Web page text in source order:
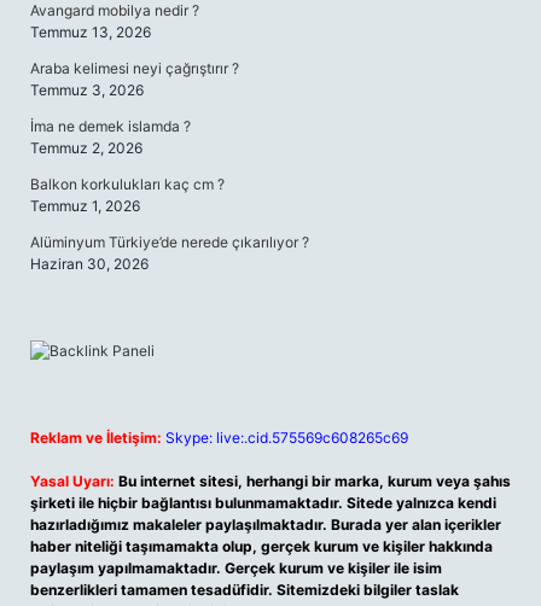
Avangard mobilya nedir ?
Temmuz 13, 2026
Araba kelimesi neyi çağrıştırır ?
Temmuz 3, 2026
İma ne demek islamda ?
Temmuz 2, 2026
Balkon korkulukları kaç cm ?
Temmuz 1, 2026
Alüminyum Türkiye’de nerede çıkarılıyor ?
Haziran 30, 2026
Reklam ve İletişim: Skype: live:.cid.575569c608265c69
Yasal Uyarı: Bu internet sitesi, herhangi bir marka, kurum veya şahıs
şirketi ile hiçbir bağlantısı bulunmamaktadır. Sitede yalnızca kendi
hazırladığımız makaleler paylaşılmaktadır. Burada yer alan içerikler
haber niteliği taşımamakta olup, gerçek kurum ve kişiler hakkında
paylaşım yapılmamaktadır. Gerçek kurum ve kişiler ile isim
benzerlikleri tamamen tesadüfidir. Sitemizdeki bilgiler taslak